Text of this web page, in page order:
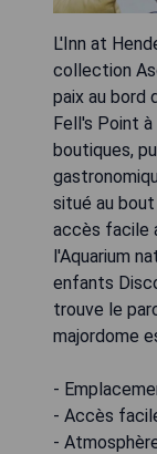
L'Inn at
collection
paix au bord
Fell's Point
boutiques,
situé au
accès facile
l'Aquarium
enfants
trouve le
majordome
-
- Accès
-